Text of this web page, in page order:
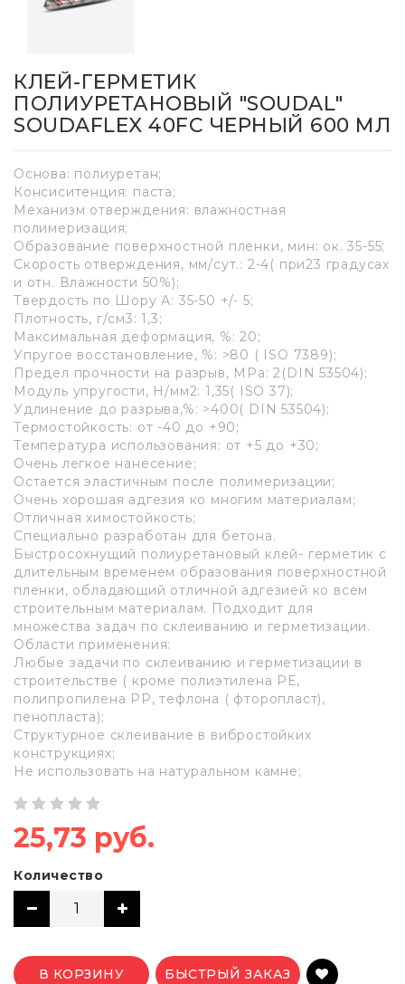
КЛЕЙ-ГЕРМЕТИК
ПОЛИУРЕТАНОВЫЙ "SOUDAL"
SOUDAFLEX 40FC ЧЕРНЫЙ 600 МЛ
Основа: полиуретан;
Консиситенция: паста;
Механизм отверждения: влажностная
полимеризация;
Образование поверхностной пленки, мин: ок. 35-55;
Скорость отверждения, мм/сут.: 2-4( при23 градусах
и отн. Влажности 50%);
Твердость по Шору А: 35-50 +/- 5;
Плотность, г/см3: 1,3;
Максимальная деформация, %: 20;
Упругое восстановление, %: >80 ( ISO 7389);
Предел прочности на разрыв, МРа: 2(DIN 53504);
Модуль упругости, Н/мм2: 1,35( ISO 37);
Удлинение до разрыва,%: >400( DIN 53504);
Термостойкость: от -40 до +90;
Температура использования: от +5 до +30;
Очень легкое нанесение;
Остается эластичным после полимеризации;
Очень хорошая адгезия ко многим материалам;
Отличная химостойкость;
Специально разработан для бетона.
Быстросохнущий полиуретановый клей- герметик с
длительным временем образования поверхностной
пленки, обладающий отличной адгезией ко всем
строительным материалам. Подходит для
множества задач по склеиванию и герметизации.
Области применения:
Любые задачи по склеиванию и герметизации в
строительстве ( кроме полиэтилена РЕ,
полипропилена РР, тефлона ( фторопласт),
пенопласта);
Структурное склеивание в вибростойких
конструкциях;
Не использовать на натуральном камне;
25,73 руб.
Количество
В КОРЗИНУ БЫСТРЫЙ ЗАКАЗ